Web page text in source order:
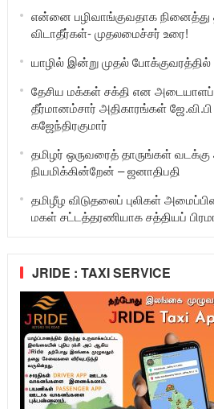
என்னை பழிவாங்குவதாக நினைத்து
விடாதீர்கள்- முதலமைச்சர் உரை!
யாழில் இன்று முதல் போக்குவரத்தில்
தேசிய மக்கள் சக்தி என
தீர்மானம்சார் அதிகாரங்கள்
கஜேந்திரகுமார்
தமிழர் ஒருவரைத் தாருங்கள்
நியமிக்கின்றேன் – ஜனாதிபதி
தமிழீழ விடுதலைப் புலிகள்
மகள் சட்டத்தரணியாக சத்தியப்
JRIDE : TAXI SERVICE